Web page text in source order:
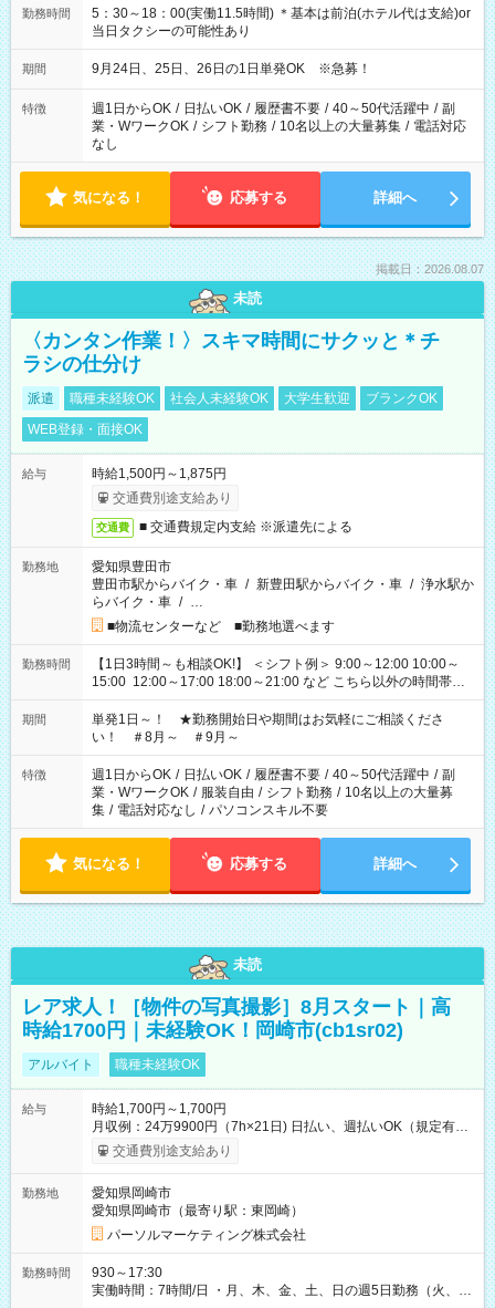
勤務時間
5：30～18：00(実働11.5時間) ＊基本は前泊(ホテル代は支給)or
当日タクシーの可能性あり
期間 9月24日、25日、26日の1日単発OK ※急募！
特徴 週1日からOK / 日払いOK / 履歴書不要 / 40～50代活躍中 / 副
業・WワークOK / シフト勤務 / 10名以上の大量募集 / 電話対応
なし
気になる！ 応募する 詳細へ
掲載日：2026.08.07
未読
〈カンタン作業！〉スキマ時間にサクッと＊チ
ラシの仕分け
派遣 職種未経験OK 社会人未経験OK 大学生歓迎
ブランクOK
WEB登録・面接OK
給与
時給1,500円～1,875円
交通費別途支給あり
交通費 ■ 交通費規定内支給 ※派遣先による
勤務地
愛知県豊田市
豊田市駅からバイク・車 / 新豊田駅からバイク・車 / 浄水駅か
らバイク・車 / …
■物流センターなど ■勤務地選べます
勤務時間
【1日3時間～も相談OK!】 ＜シフト例＞ 9:00～12:00 10:00～
15:00 12:00～17:00 18:00～21:00 など こちら以外の時間帯も
お気軽にご相談ください！
期間
単発1日～！ ★勤務開始日や期間はお気軽にご相談くださ
い！ ＃8月～ ＃9月～
特徴 週1日からOK / 日払いOK / 履歴書不要 / 40～50代活躍中 / 副
業・WワークOK / 服装自由 / シフト勤務 / 10名以上の大量募
集 / 電話対応なし / パソコンスキル不要
気になる！ 応募する 詳細へ
未読
レア求人！［物件の写真撮影］8月スタート｜高
時給1700円｜未経験OK！岡崎市(cb1sr02)
アルバイト 職種未経験OK
給与
時給1,700円～1,700円
月収例：24万9900円（7h×21日) 日払い、週払いOK（規定有
り） 【試用期間】試用期間なし
交通費別途支給あり
勤務地
愛知県岡崎市
愛知県岡崎市（最寄り駅：東岡崎）
パーソルマーケティング株式会社
勤務時間
930～17:30
実働時間：7時間/日 ・月、木、金、土、日の週5日勤務（火、水